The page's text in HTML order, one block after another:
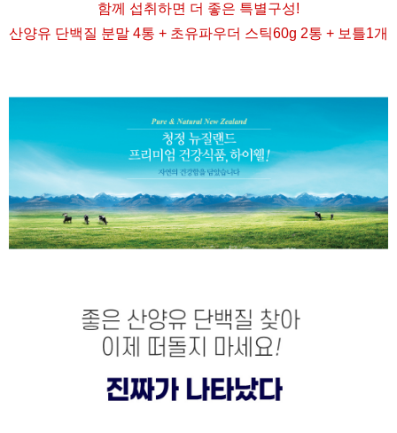
함께 섭취하면 더 좋은 특별구성!
산양유 단백질 분말 4통 + 초유파우더 스틱60g 2통 + 보틀1개